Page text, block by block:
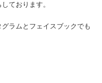
ております。
ラムとフェイスブックでも